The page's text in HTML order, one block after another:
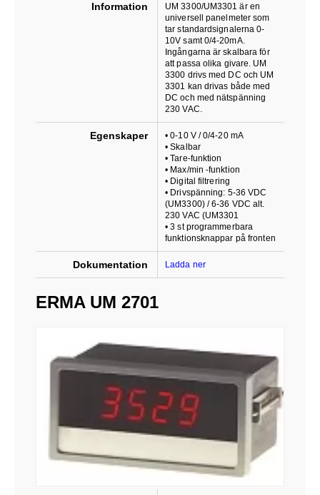
Information
Egenskaper
Dokumentation
UM 3300/UM3301 är en
universell panelmeter som
tar standardsignalerna 0-
10V samt 0/4-20mA.
Ingångarna är skalbara för
att passa olika givare. UM
3300 drivs med DC och UM
3301 kan drivas både med
DC och med nätspänning
230 VAC.
• 0-10 V / 0/4-20 mA
• Skalbar
• Tare-funktion
• Max/min -funktion
• Digital filtrering
• Drivspänning: 5-36 VDC
(UM3300) / 6-36 VDC alt.
230 VAC (UM3301
• 3 st programmerbara
funktionsknappar på fronten
Ladda ner
ERMA UM 2701